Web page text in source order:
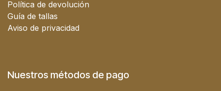
Política de devolución
Guía de tallas
Aviso de privacidad
Nuestros métodos de pago